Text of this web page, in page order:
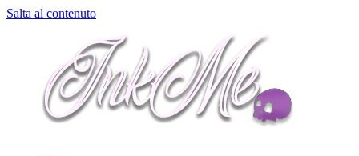
Salta al contenuto